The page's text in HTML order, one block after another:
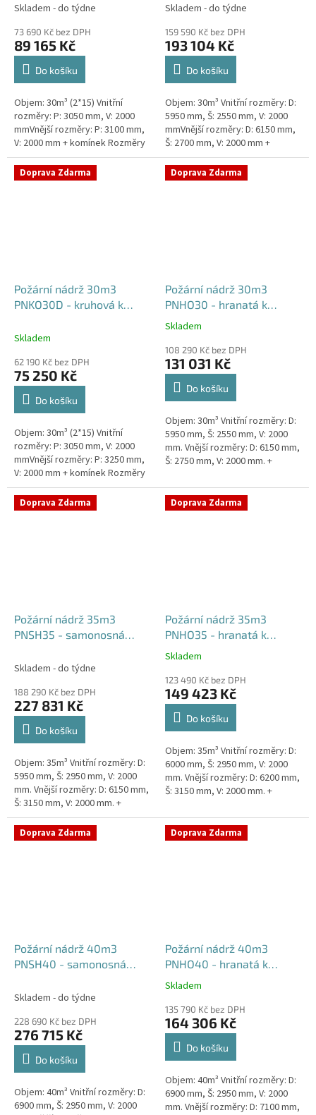
Skladem - do týdne
73 690 Kč bez DPH
89 165 Kč
Do košíku
Objem: 30m³ (2*15) Vnitřní
rozměry: P: 3050 mm, V: 2000
mmVnější rozměry: P: 3100 mm,
V: 2000 mm + komínek Rozměry
nádrže možno jakkoliv upravit -
vyrobíme nádrž na...
Skladem - do týdne
159 590 Kč bez DPH
193 104 Kč
Do košíku
Objem: 30m³ Vnitřní rozměry: D:
5950 mm, Š: 2550 mm, V: 2000
mmVnější rozměry: D: 6150 mm,
Š: 2700 mm, V: 2000 mm +
komínek Běžná doba dodání 2-3
týdny od objednávky. Rozměry...
Doprava Zdarma
Požární nádrž 30m3
PNKO30D - kruhová k
Skladem
62 190 Kč bez DPH
75 250 Kč
Do košíku
Objem: 30m³ (2*15) Vnitřní
rozměry: P: 3050 mm, V: 2000
mmVnější rozměry: P: 3250 mm,
V: 2000 mm + komínek Rozměry
nádrže možno jakkoliv upravit -
vyrobíme nádrž na...
Doprava Zdarma
Požární nádrž 30m3
PNHO30 - hranatá k
obetonování
Průměrné
produktu
je
5,0
hvězdiček.
Skladem
108 290 Kč bez DPH
131 031 Kč
Do košíku
Objem: 30m³ Vnitřní rozměry: D:
5950 mm, Š: 2550 mm, V: 2000
mm. Vnější rozměry: D: 6150 mm,
Š: 2750 mm, V: 2000 mm. +
týdny od objednávky....
Doprava Zdarma
Požární nádrž 35m3
PNSH35 - samonosná
Skladem - do týdne
188 290 Kč bez DPH
227 831 Kč
Do košíku
Objem: 35m³ Vnitřní rozměry: D:
5950 mm, Š: 2950 mm, V: 2000
mm. Vnější rozměry: D: 6150 mm,
Š: 3150 mm, V: 2000 mm. +
komínek. Běžná doba dodání 2-3
týdny od objednávky....
Doprava Zdarma
Požární nádrž 35m3
PNHO35 - hranatá k
obetonování
Průměrné
produktu
je
5,0
hvězdiček.
Skladem
123 490 Kč bez DPH
149 423 Kč
Do košíku
Objem: 35m³ Vnitřní rozměry: D:
6000 mm, Š: 2950 mm, V: 2000
mm. Vnější rozměry: D: 6200 mm,
Š: 3150 mm, V: 2000 mm. +
týdny od objednávky....
Doprava Zdarma
Požární nádrž 40m3
PNSH40 - samonosná
Skladem - do týdne
228 690 Kč bez DPH
276 715 Kč
Do košíku
Objem: 40m³ Vnitřní rozměry: D:
6900 mm, Š: 2950 mm, V: 2000
Doprava Zdarma
Požární nádrž 40m3
PNHO40 - hranatá k
obetonování
Průměrné
produktu
je
5,0
hvězdiček.
Skladem
135 790 Kč bez DPH
164 306 Kč
Do košíku
Objem: 40m³ Vnitřní rozměry: D:
6900 mm, Š: 2950 mm, V: 2000
mm. Vnější rozměry: D: 7100 mm,